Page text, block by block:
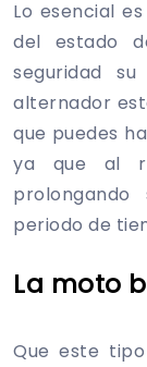
Lo esencial
del estado
seguridad
alternador
que puedes
ya que al
periodo de
La moto
Que este